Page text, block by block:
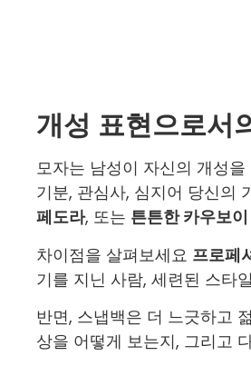
개성 표현으로서
모자는 남성이 자신의 개성
기분, 관심사, 심지어 당신의
페도라, 또는 튼튼한 카우보
차이점을 살펴보세요 프로페
기를 지닌 사람, 세련된 스타
반면, 스냅백은 더 느긋하고
상을 어떻게 보는지, 그리고